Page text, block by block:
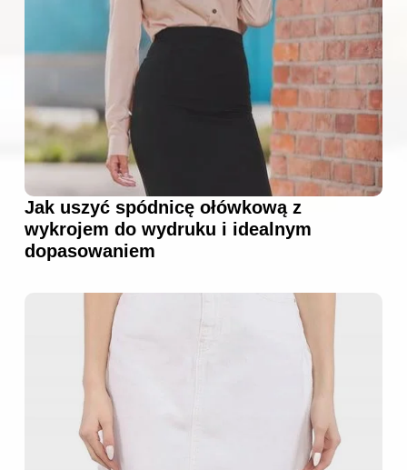
Jak uszyć spódnicę ołówkową z
wykrojem do wydruku i idealnym
dopasowaniem